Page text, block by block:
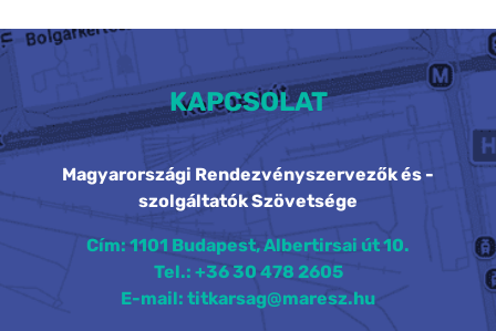
KAPCSOLAT
Magyarországi Rendezvényszervezők és -
szolgáltatók Szövetsége
Cím: 1101 Budapest, Albertirsai út 10.
Tel.: +36 30 478 2605
E-mail: titkarsag@maresz.hu